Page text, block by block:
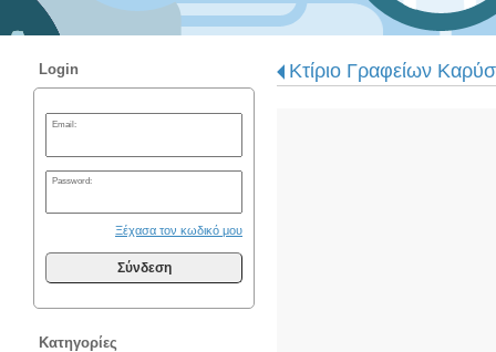
Login
Email:
Password:
Ξέχασα τον κωδικό μου
Σύνδεση
Κατηγορίες
Κτίριο Γραφείων